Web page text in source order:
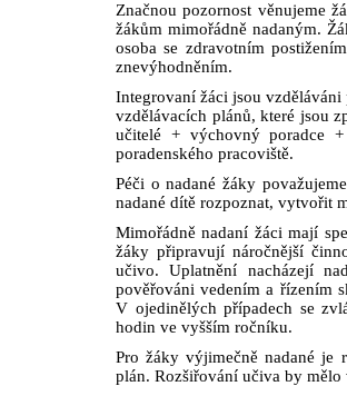
Značnou pozornost věnujeme
žákům mimořádně nadaným.
osoba se zdravotním
znevýhodněním.
Integrovaní žáci jsou
vzdělávacích plánů, které jsou
učitelé + výchovný poradce
poradenského pracoviště.
Péči o nadané žáky
nadané dítě rozpoznat, vytvořit
Mimořádně nadaní žáci mají
žáky připravují náročnější
učivo. Uplatnění nacházejí
pověřováni vedením a řízením
V ojedinělých případech se
hodin ve vyšším ročníku.
Pro žáky výjimečně nadané je
plán. Rozšiřování učiva by mělo